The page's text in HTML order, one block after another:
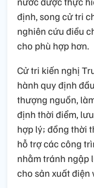
định, song cử tri
nghiên cứu điều
cho phù hợp hơn.
Cử tri kiến nghị
hành quy định
thượng nguồn,
định thời điểm,
hợp lý; đồng thời
hỗ trợ các công
nhằm tránh ngập
cho sản xuất điện